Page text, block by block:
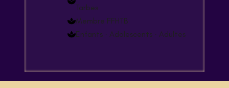
Tarbes
Membre FFHTB
Enfants · Adolescents · Adultes